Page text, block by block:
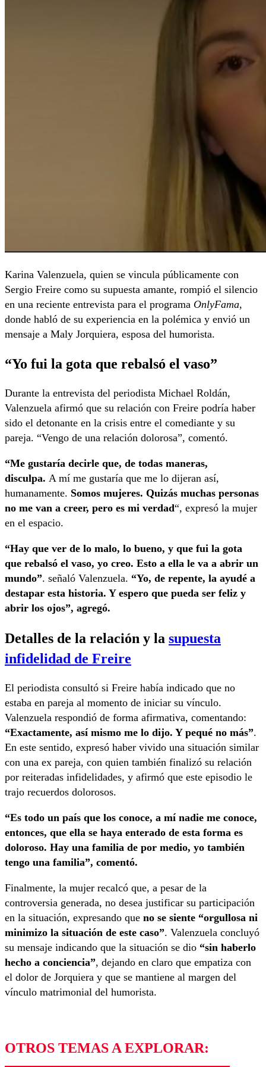
Karina Valenzuela, quien se vincula públicamente con
Sergio Freire como su supuesta amante, rompió el silencio
en una reciente entrevista para el programa OnlyFama,
donde habló de su experiencia en la polémica y envió un
mensaje a Maly Jorquiera, esposa del humorista.
“Yo fui la gota que rebalsó el vaso”
Durante la entrevista del periodista Michael Roldán,
Valenzuela afirmó que su relación con Freire podría haber
sido el detonante en la crisis entre el comediante y su
pareja. “Vengo de una relación dolorosa”, comentó.
“Me gustaría decirle que, de todas maneras,
disculpa. A mí me gustaría que me lo dijeran así,
humanamente. Somos mujeres. Quizás muchas personas
no me van a creer, pero es mi verdad“, expresó la mujer
en el espacio.
“Hay que ver de lo malo, lo bueno, y que fui la gota
que rebalsó el vaso, yo creo. Esto a ella le va a abrir un
mundo”. señaló Valenzuela. “Yo, de repente, la ayudé a
destapar esta historia. Y espero que pueda ser feliz y
abrir los ojos”, agregó.
Detalles de la relación y la supuesta
infidelidad de Freire
El periodista consultó si Freire había indicado que no
estaba en pareja al momento de iniciar su vínculo.
Valenzuela respondió de forma afirmativa, comentando:
“Exactamente, así mismo me lo dijo. Y pequé no más”.
En este sentido, expresó haber vivido una situación similar
con una ex pareja, con quien también finalizó su relación
por reiteradas infidelidades, y afirmó que este episodio le
trajo recuerdos dolorosos.
“Es todo un país que los conoce, a mí nadie me conoce,
entonces, que ella se haya enterado de esta forma es
doloroso. Hay una familia de por medio, yo también
tengo una familia”, comentó.
Finalmente, la mujer recalcó que, a pesar de la
controversia generada, no desea justificar su participación
en la situación, expresando que no se siente “orgullosa ni
minimizo la situación de este caso”. Valenzuela concluyó
su mensaje indicando que la situación se dio “sin haberlo
hecho a conciencia”, dejando en claro que empatiza con
el dolor de Jorquiera y que se mantiene al margen del
vínculo matrimonial del humorista.
OTROS TEMAS A EXPLORAR: